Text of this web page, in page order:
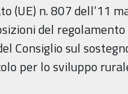
(UE) n. 807 dell’11
del
Consiglio sul
per lo sviluppo